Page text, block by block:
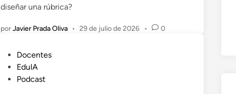
diseñar una rúbrica?
porJavier Prada Oliva • 29 de julio de 2026 • 0
Docentes
EduIA
Podcast